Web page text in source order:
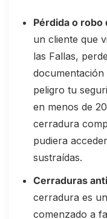
Pérdida o robo
un cliente que
las Fallas,
documentación
peligro tu
en menos de
cerradura
pudiera
sustraídas.
Cerraduras
cerradura es
comenzado a